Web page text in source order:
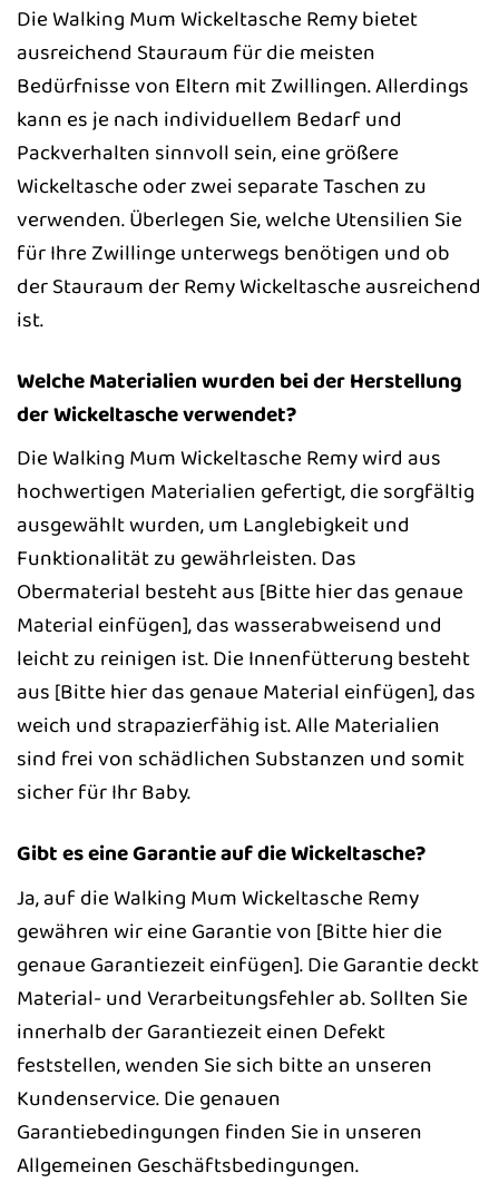
Die Walking Mum Wickeltasche Remy bietet
ausreichend Stauraum für die meisten
Bedürfnisse von Eltern mit Zwillingen. Allerdings
kann es je nach individuellem Bedarf und
Packverhalten sinnvoll sein, eine größere
Wickeltasche oder zwei separate Taschen zu
verwenden. Überlegen Sie, welche Utensilien Sie
für Ihre Zwillinge unterwegs benötigen und ob
der Stauraum der Remy Wickeltasche ausreichend
ist.
Welche Materialien wurden bei der Herstellung
der Wickeltasche verwendet?
Die Walking Mum Wickeltasche Remy wird aus
hochwertigen Materialien gefertigt, die sorgfältig
ausgewählt wurden, um Langlebigkeit und
Funktionalität zu gewährleisten. Das
Obermaterial besteht aus [Bitte hier das genaue
Material einfügen], das wasserabweisend und
leicht zu reinigen ist. Die Innenfütterung besteht
aus [Bitte hier das genaue Material einfügen], das
weich und strapazierfähig ist. Alle Materialien
sind frei von schädlichen Substanzen und somit
sicher für Ihr Baby.
Gibt es eine Garantie auf die Wickeltasche?
Ja, auf die Walking Mum Wickeltasche Remy
gewähren wir eine Garantie von [Bitte hier die
genaue Garantiezeit einfügen]. Die Garantie deckt
Material- und Verarbeitungsfehler ab. Sollten Sie
innerhalb der Garantiezeit einen Defekt
feststellen, wenden Sie sich bitte an unseren
Kundenservice. Die genauen
Garantiebedingungen finden Sie in unseren
Allgemeinen Geschäftsbedingungen.